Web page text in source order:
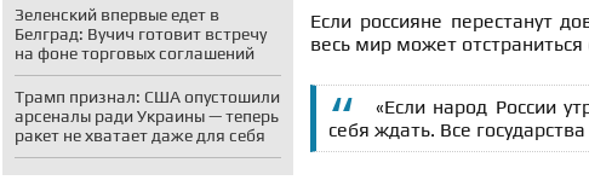
Зеленский впервые едет в
Белград: Вучич готовит встречу
на фоне торговых соглашений
Трамп признал: США опустошили
арсеналы ради Украины — теперь
ракет не хватает даже для себя
Если россияне перестанут
весь мир может отстраниться
«Если народ России
себя ждать. Все